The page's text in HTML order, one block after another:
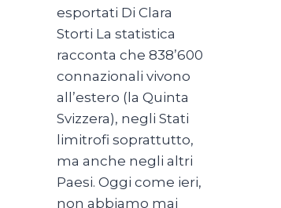
esportati Di Clara
Storti La statistica
racconta che 838’600
connazionali vivono
all’estero (la Quinta
Svizzera), negli Stati
limitrofi soprattutto,
ma anche negli altri
Paesi. Oggi come ieri,
non abbiamo mai